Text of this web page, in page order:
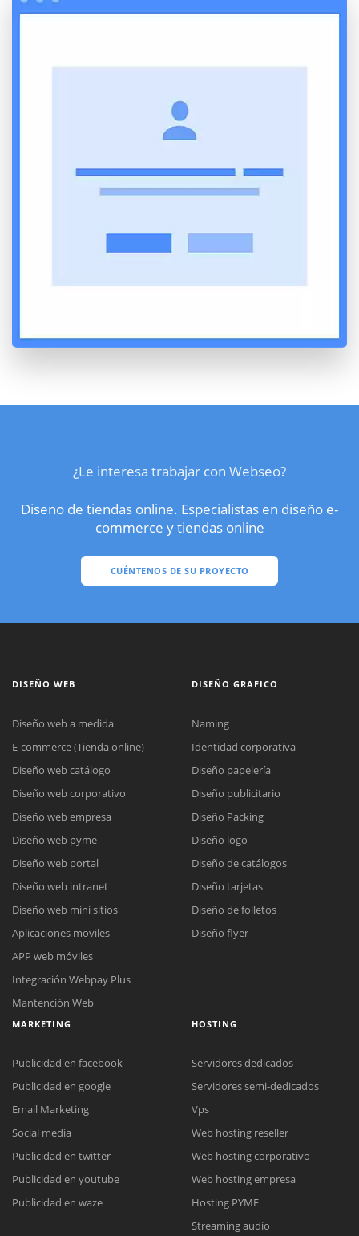
¿Le interesa trabajar con Webseo?
Diseno de tiendas online. Especialistas en diseño e-
commerce y tiendas online
CUÉNTENOS DE SU PROYECTO
Reunión online
Meet para la reunión online.
Cotización
Chat Online
Todos nuestros ejecutivos están fuera de línea. Complete el formulario
DISEÑO WEB
Diseño web a medida
E-commerce (Tienda online)
Diseño web catálogo
Diseño web corporativo
Diseño web empresa
Diseño web pyme
Diseño web portal
Diseño web intranet
Diseño web mini sitios
Aplicaciones moviles
APP web móviles
Integración Webpay Plus
Mantención Web
DISEÑO GRAFICO
Naming
Identidad corporativa
Diseño papelería
Diseño publicitario
Diseño Packing
Diseño logo
Diseño de catálogos
Diseño tarjetas
Diseño de folletos
Diseño flyer
MARKETING
Publicidad en facebook
Publicidad en google
Email Marketing
Social media
Publicidad en twitter
Publicidad en youtube
Publicidad en waze
HOSTING
Servidores dedicados
Servidores semi-dedicados
Vps
Web hosting reseller
Web hosting corporativo
Web hosting empresa
Hosting PYME
Streaming audio